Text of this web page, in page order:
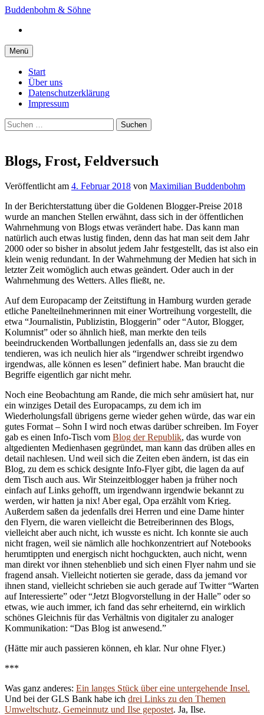
Springe
Inhalt
Buddenbohm & Söhne
Menü
Start
Über uns
Datenschutzerklärung
Impressum
Suchen
nach:
Blogs, Frost, Feldversuch
Veröffentlicht am 4. Februar 2018 von Maximilian Buddenbohm
In der Berichterstattung über die Goldenen Blogger-Preise 2018
wurde an manchen Stellen erwähnt, dass sich in der öffentlichen
Wahrnehmung von Blogs etwas verändert habe. Das kann man
natürlich auch etwas lustig finden, denn das hat man seit dem Jahr
2000 oder so bisher in absolut jedem Jahr festgestellt, das ist also ein
klein wenig redundant. In der Wahrnehmung der Medien hat sich in
letzter Zeit womöglich auch etwas geändert. Oder auch in der
Wahrnehmung des Wetters. Alles fließt, ne.
Auf dem Europacamp der Zeitstiftung in Hamburg wurden gerade
etliche Panelteilnehmerinnen mit einer Wortreihung vorgestellt, die
etwa “Journalistin, Publizistin, Bloggerin” oder “Autor, Blogger,
Kolumnist” oder so ähnlich hieß, man merkte den teils
beeindruckenden Wortballungen jedenfalls an, dass sie zu dem
tendieren, was ich neulich hier als “irgendwer schreibt irgendwo
irgendwas, alle können es lesen” definiert habe. Man braucht die
Begriffe eigentlich gar nicht mehr.
Noch eine Beobachtung am Rande, die mich sehr amüsiert hat, nur
ein winziges Detail des Europacamps, zu dem ich im
Wiederholungsfall übrigens gerne wieder gehen würde, das war ein
gutes Format – Sohn I wird noch etwas darüber schreiben. Im Foyer
gab es einen Info-Tisch vom Blog der Republik, das wurde von
altgedienten Medienhasen gegründet, man kann das drüben alles en
detail nachlesen. Und weil sich die Zeiten eben ändern, ist das ein
Blog, zu dem es schick designte Info-Flyer gibt, die lagen da auf
dem Tisch auch aus. Wir Steinzeitblogger haben ja früher noch
einfach auf Links gehofft, um irgendwann irgendwie bekannt zu
werden, wir hatten ja nix! Aber egal, Opa erzählt vom Krieg.
Außerdem saßen da jedenfalls drei Herren und eine Dame hinter
den Flyern, die waren vielleicht die Betreiberinnen des Blogs,
vielleicht aber auch nicht, ich wusste es nicht. Ich konnte sie auch
nicht fragen, weil sie nämlich alle hochkonzentriert auf Notebooks
herumtippten und energisch nicht hochguckten, auch nicht, wenn
man direkt vor ihnen stehenblieb und sich einen Flyer nahm und sie
fragend ansah. Vielleicht notierten sie gerade, dass da jemand vor
ihnen stand, vielleicht schrieben sie auch gerade auf Twitter “Warten
auf Interessierte” oder “Jetzt Blogvorstellung in der Halle” oder so
etwas, wie auch immer, ich fand das sehr erheiternd, ein wirklich
schönes Gleichnis für das Verhältnis von digitaler zu analoger
Kommunikation: “Das Blog ist anwesend.”
(Hätte mir auch passieren können, eh klar. Nur ohne Flyer.)
***
Was ganz anderes: Ein langes Stück über eine untergehende Insel.
Und bei der GLS Bank habe ich drei Links zu den Themen
Umweltschutz, Gemeinnutz und Ilse gepostet. Ja, Ilse.